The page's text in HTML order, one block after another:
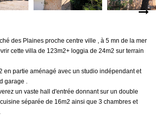
des Plaines proche centre ville , à 5 mn de la mer
cette villa de 123m2+ loggia de 24m2 sur terrain
en partie aménagé avec un studio indépendant et
garage .
un vaste hall d'entrée donnant sur un double
séparée de 16m2 ainsi que 3 chambres et